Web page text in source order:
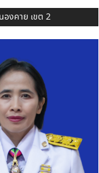
องคาย เขต 2